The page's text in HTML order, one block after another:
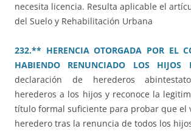
necesita licencia. Resulta aplicable el
del Suelo y Rehabilitación Urbana
232.** HERENCIA OTORGADA POR EL
HABIENDO RENUNCIADO LOS HIJOS
declaración de herederos
herederos a los hijos y reconoce la
título formal suficiente para probar que el
heredero tras la renuncia de todos los